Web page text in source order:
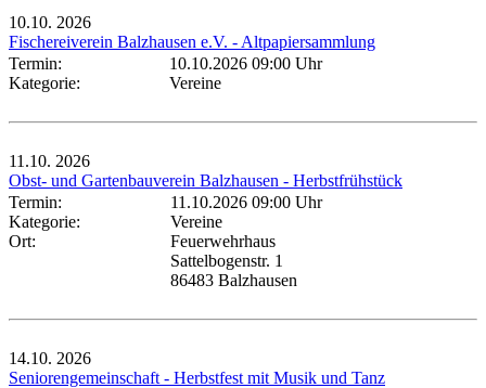
10.10. 2026
Fischereiverein Balzhausen e.V. - Altpapiersammlung
Termin:
10.10.2026 09:00 Uhr
Kategorie:
Vereine
11.10. 2026
Obst- und Gartenbauverein Balzhausen - Herbstfrühstück
Termin:
11.10.2026 09:00 Uhr
Kategorie:
Vereine
Ort:
Feuerwehrhaus
Sattelbogenstr. 1
86483 Balzhausen
14.10. 2026
Seniorengemeinschaft - Herbstfest mit Musik und Tanz